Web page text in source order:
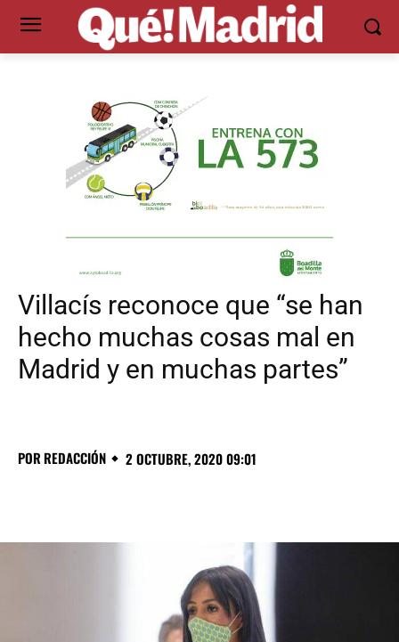
Villacís reconoce que “se han
hecho muchas cosas mal en
Madrid y en muchas partes”
POR REDACCIÓN 2 OCTUBRE, 2020 09:01